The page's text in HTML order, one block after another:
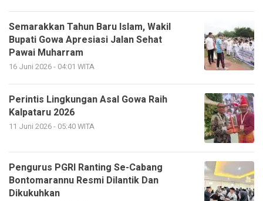
Semarakkan Tahun Baru Islam, Wakil
Bupati Gowa Apresiasi Jalan Sehat
Pawai Muharram
16 Juni 2026 - 04:01 WITA
Perintis Lingkungan Asal Gowa Raih
Kalpataru 2026
11 Juni 2026 - 05:40 WITA
Pengurus PGRI Ranting Se-Cabang
Bontomarannu Resmi Dilantik Dan
Dikukuhkan